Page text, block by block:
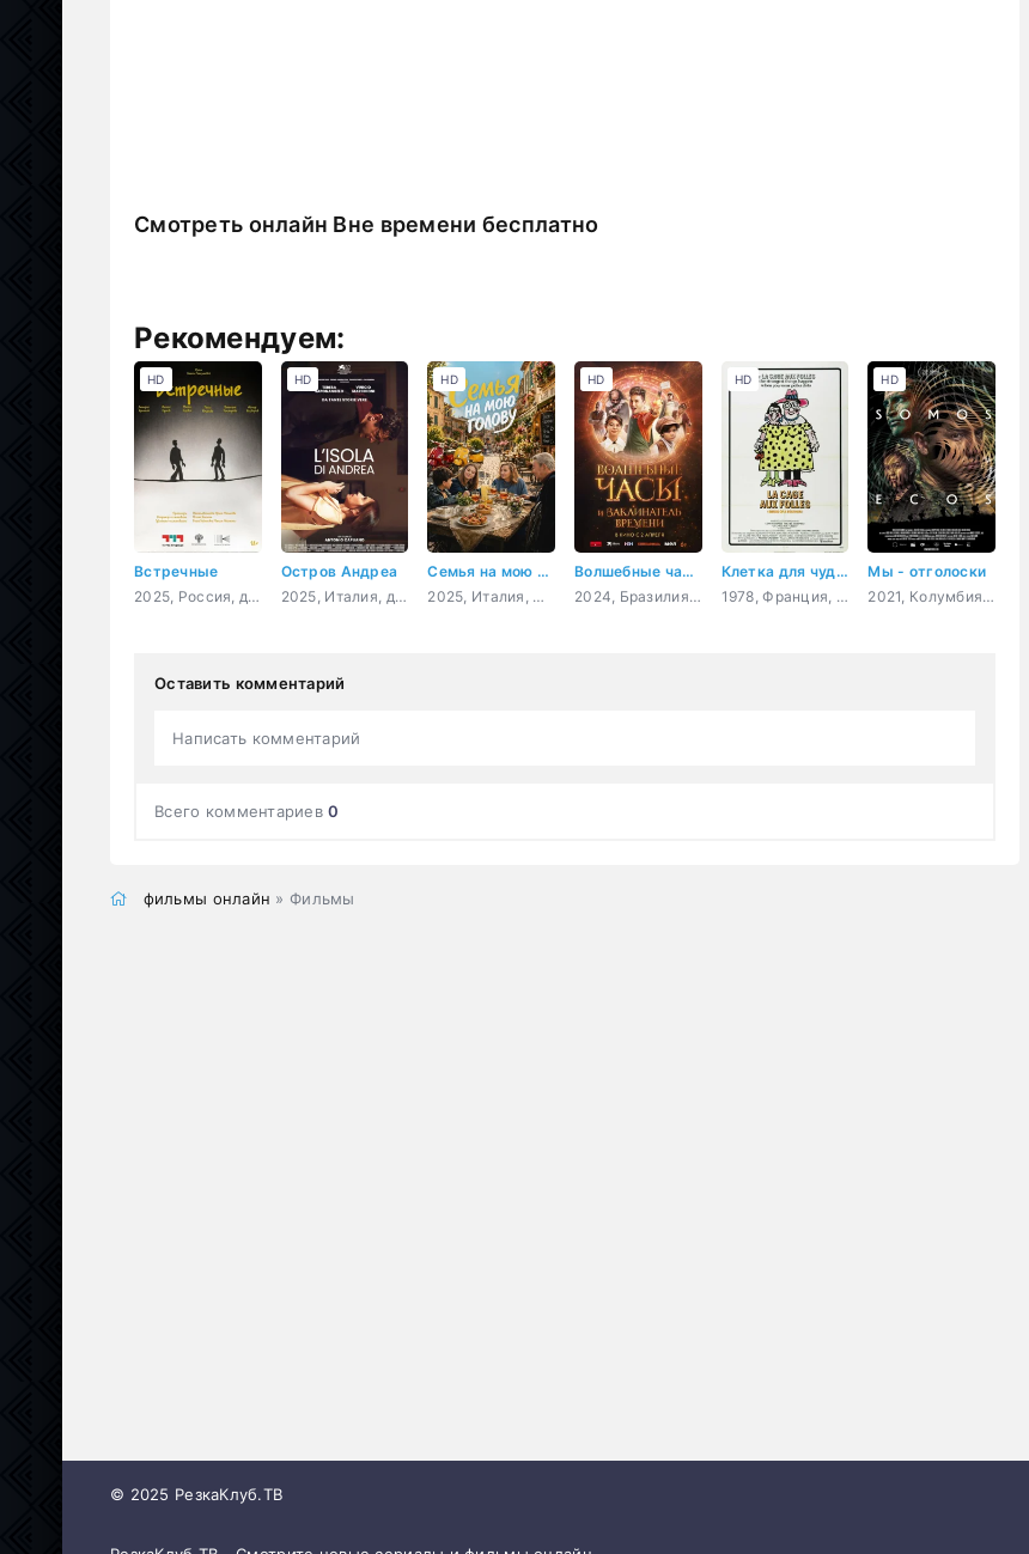
Смотреть онлайн Вне времени бесплатно
Рекомендуем:
Встречные
2025, Россия, драма
HD
Остров Андреа
2025, Италия, драма
HD
Семья на мою голову
2025, Италия, Франция, комедия
HD
Волшебные часы и заклинатель времени
2024, Бразилия, фэнтези, приключения, семейный
HD
Клетка для чудаков
1978, Франция, Италия, мелодрама, комедия
HD
Мы - отголоски
2021, Колумбия, драма, приключения, военный
HD
Оставить комментарий
Написать комментарий
Всего комментариев0
фильмы онлайн » Фильмы
© 2025 РезкаКлуб.ТВ